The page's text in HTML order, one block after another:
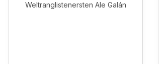
Weltranglistenersten Ale Galán